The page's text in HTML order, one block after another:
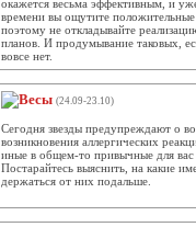
окажется весьма эффективным, и
времени вы ощутите положительные
поэтому не откладывайте
планов. И продумывание таковых,
вовсе нет.
Весы (24.09-23.10)
Сегодня звезды предупреждают о
возникновения аллергических
иные в общем-то привычные для вас
Постарайтесь выяснить, на какие
держаться от них подальше.